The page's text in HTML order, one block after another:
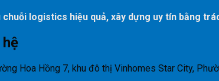
logistics hiệu quả, xây dựng uy tín bằng
Hoa Hồng 7, khu đô thị Vinhomes Star City,